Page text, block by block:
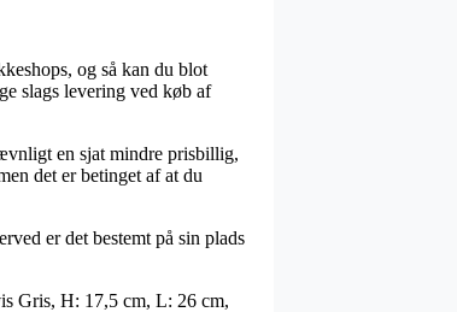
og så kan du blot
slags levering ved køb af
en sjat mindre prisbillig,
det er betinget af at du
er det bestemt på sin plads
Gris, H: 17,5 cm, L: 26 cm,